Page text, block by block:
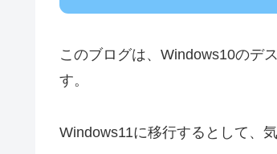
このブログは、Windows10のデ
す。
Windows11に移行するとして、